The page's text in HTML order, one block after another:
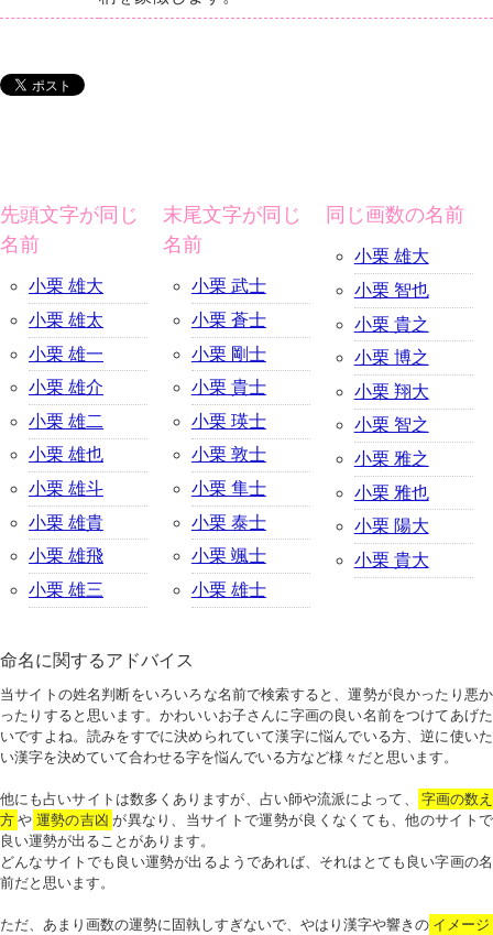
先頭文字が同じ
名前
小栗 雄大
小栗 雄太
小栗 雄一
小栗 雄介
小栗 雄二
小栗 雄也
小栗 雄斗
小栗 雄貴
小栗 雄飛
小栗 雄三
末尾文字が同じ
名前
小栗 武士
小栗 蒼士
小栗 剛士
小栗 貴士
小栗 瑛士
小栗 敦士
小栗 隼士
小栗 泰士
小栗 颯士
小栗 雄士
同じ画数の名前
小栗 雄大
小栗 智也
小栗 貴之
小栗 博之
小栗 翔大
小栗 智之
小栗 雅之
小栗 雅也
小栗 陽大
小栗 貴大
命名に関するアドバイス
当サイトの姓名判断をいろいろな名前で検索すると、運勢が良かったり悪か
ったりすると思います。かわいいお子さんに字画の良い名前をつけてあげた
いですよね。読みをすでに決められていて漢字に悩んでいる方、逆に使いた
い漢字を決めていて合わせる字を悩んでいる方など様々だと思います。
他にも占いサイトは数多くありますが、占い師や流派によって、
字画の数え
方 や 運勢の吉凶 が異なり、当サイトで運勢が良くなくても、他のサイトで
良い運勢が出ることがあります。
どんなサイトでも良い運勢が出るようであれば、それはとても良い字画の名
前だと思います。
ただ、あまり画数の運勢に固執しすぎないで、やはり漢字や響きの イメージ